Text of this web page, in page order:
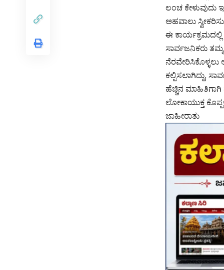
ಲಂಚ ಕೇಳುವುದು
ಅಹವಾಲು
ಈ
ಸಾರ್ವಜನಿಕರು
ಕಲ್ಪಿಸಲಾಗಿದ್ದು,
ಹೆಚ್ಚಿನ ಮಾಹಿತಿಗಾಗಿ
ಲೋಕಾಯುಕ್ತ
ಜಾಹೀರಾತು